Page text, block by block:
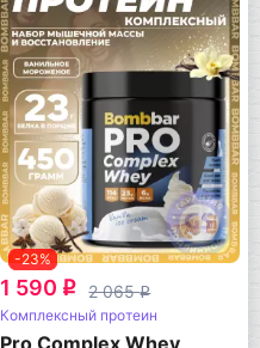
-23%
1 590 q 2 065q
Комплексный протеин